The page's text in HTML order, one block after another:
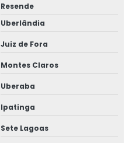
Resende
Uberlândia
Juiz de Fora
Montes Claros
Uberaba
Ipatinga
Sete Lagoas